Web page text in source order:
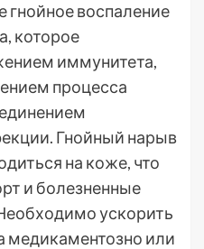
гнойное воспаление
которое
иммунитета,
процесса
Гнойный нарыв
на коже, что
и болезненные
ускорить
медикаментозно или